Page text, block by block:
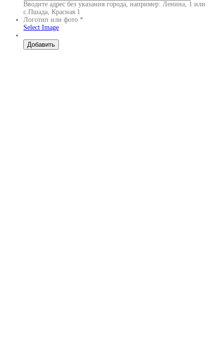
Вводите адрес без указания города, например: Ленина, 1 или
с.Пшада, Красная 1
Логотип или фото *
Select Image